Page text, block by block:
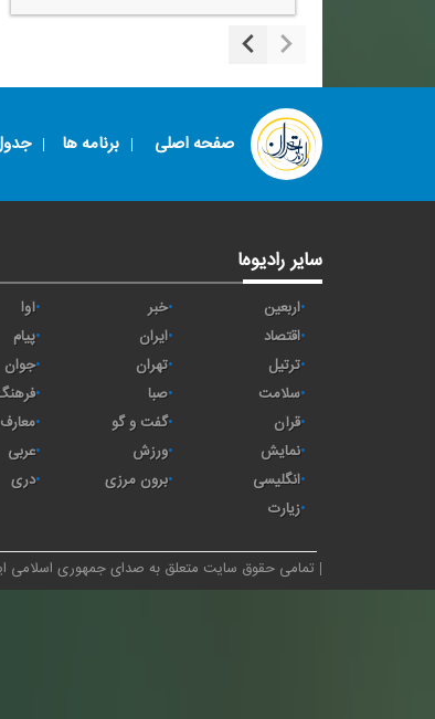
صفحه اصلی برنامه ها
سایر رادیوها
اربعین خبر
آوا
اقتصاد
ايران
پیام
ترتیل
تهران
جوان
سلامت
صبا
قرآن
گفت و گو
معارف
نمایش
ورزش
عربی
انگلیسی
برون مرزی
دری
زیارت
تمامی حقوق سایت متعلق به صدای جمهوری اسلامی